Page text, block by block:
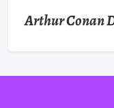
Arthur Conan